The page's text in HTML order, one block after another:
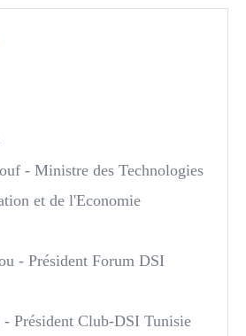
- Ministre des Technologies
et de l'Economie
- Président Forum DSI
- Président Club-DSI Tunisie